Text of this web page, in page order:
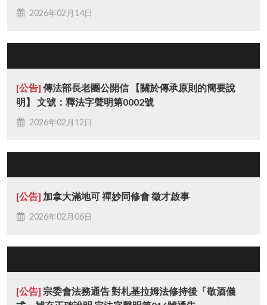
2026年02月14日
[公告] 傳法部長老團公開信 【關於傳承原則的簡要說
明】 文號：釋法字聲明第0002號
2026年02月12日
[公告] 加拿大滿地可 禪妙同修會 徵才啟事
2026年02月06日
[公告] 宗委會法務通告 對札基拉姆法修持後「敬酒儀